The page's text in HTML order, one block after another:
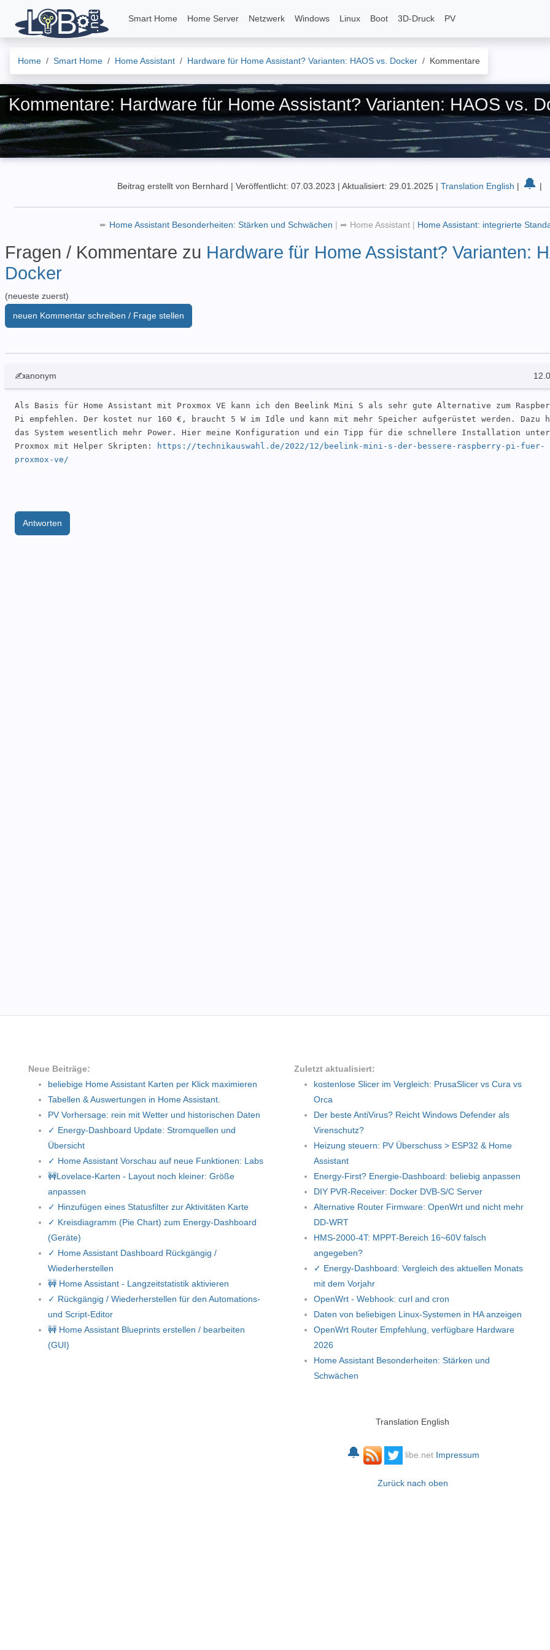
Smart Home Home Server Netzwerk Windows Linux Boot 3D-Druck PV
Home Smart Home Home Assistant Hardware für Home Assistant? Varianten: HAOS vs. Docker Kommentare
Kommentare: Hardware für Home Assistant? Varianten: HAOS vs.
Beitrag erstellt von Bernhard | Veröffentlicht: 07.03.2023 | Aktualisiert: 29.01.2025 | Translation English | 🔔 |
➨ Home Assistant Besonderheiten: Stärken und Schwächen | ➦ Home Assistant | Home Assistant: integrierte
Fragen / Kommentare zu Hardware für Home Assistant? Varianten:
Docker
(neueste zuerst)
neuen Kommentar schreiben / Frage stellen
✍anonym
Als Basis für Home Assistant mit Proxmox VE kann ich den Beelink Mini S als sehr gute Alternative zum
Pi empfehlen. Der kostet nur 160 €, braucht 5 W im Idle und kann mit mehr Speicher aufgerüstet werden. Dazu
das System wesentlich mehr Power. Hier meine Konfiguration und ein Tipp für die schnellere Installation unter
Proxmox mit Helper Skripten:
https://technikauswahl.de/2022/12/beelink-mini-s-der-bessere-raspberry-pi-fuer-
proxmox-ve/
Antworten
Neue Beiträge:
beliebige Home Assistant Karten per Klick maximieren
Tabellen & Auswertungen in Home Assistant.
PV Vorhersage: rein mit Wetter und historischen Daten
✓ Energy-Dashboard Update: Stromquellen und
Übersicht
✓ Home Assistant Vorschau auf neue Funktionen: Labs
🚧Lovelace-Karten - Layout noch kleiner: Größe
anpassen
✓ Hinzufügen eines Statusfilter zur Aktivitäten Karte
✓ Kreisdiagramm (Pie Chart) zum Energy-Dashboard
(Geräte)
✓ Home Assistant Dashboard Rückgängig /
Wiederherstellen
🚧 Home Assistant - Langzeitstatistik aktivieren
✓ Rückgängig / Wiederherstellen für den Automations-
und Script-Editor
🚧 Home Assistant Blueprints erstellen / bearbeiten
(GUI)
Zuletzt aktualisiert:
kostenlose Slicer im Vergleich: PrusaSlicer vs Cura vs
Orca
Der beste AntiVirus? Reicht Windows Defender als
Virenschutz?
Heizung steuern: PV Überschuss > ESP32 & Home
Assistant
Energy-First? Energie-Dashboard: beliebig anpassen
DIY PVR-Receiver: Docker DVB-S/C Server
Alternative Router Firmware: OpenWrt und nicht mehr
DD-WRT
HMS-2000-4T: MPPT-Bereich 16~60V falsch
angegeben?
✓ Energy-Dashboard: Vergleich des aktuellen Monats
mit dem Vorjahr
OpenWrt - Webhook: curl and cron
Daten von beliebigen Linux-Systemen in HA anzeigen
OpenWrt Router Empfehlung, verfügbare Hardware
2026
Home Assistant Besonderheiten: Stärken und
Schwächen
Translation English
🔔 libe.net Impressum
Zurück nach oben